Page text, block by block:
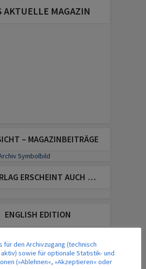
AKTUELLE MAGAZIN
– MAGAZINBEITRÄGE
ERSCHEINT AUCH …
ENGLISH EDITION
für den Archivzugang (technisch
sowie für optionale Statistik- und
(»Ablehnen«, »Akzeptieren« oder